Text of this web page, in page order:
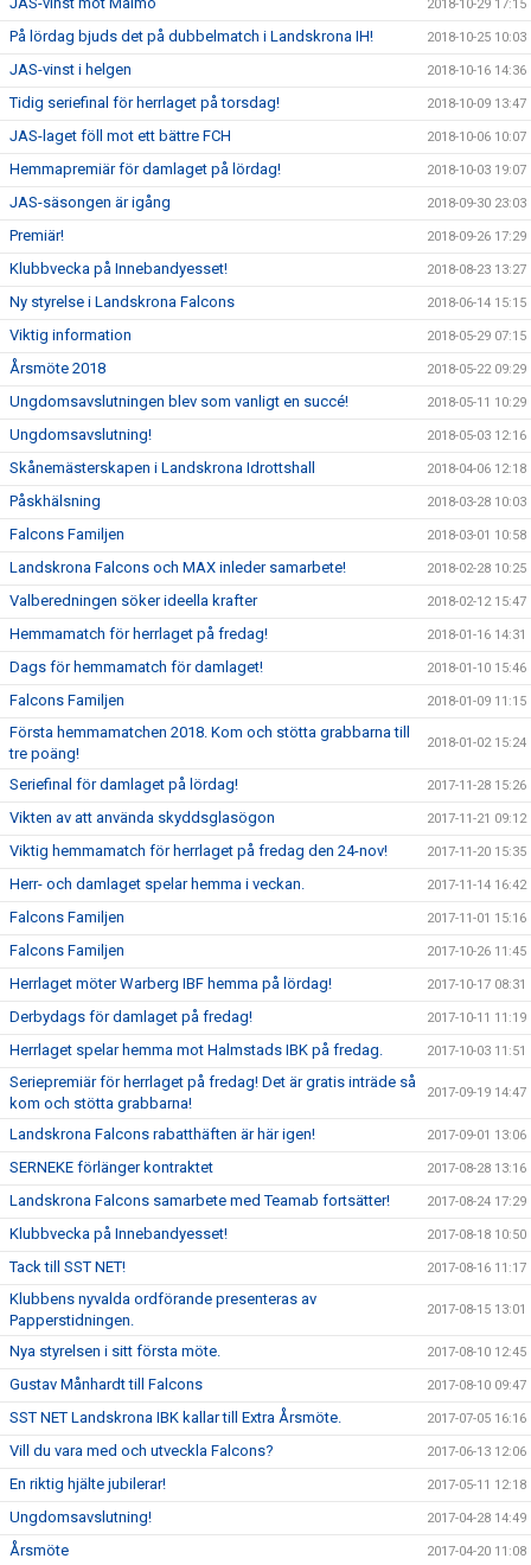
2018-10-29 17:15
På lördag bjuds det på dubbelmatch i Landskrona IH! 2018-10-25 10:03
JAS-vinst i helgen 2018-10-16 14:36
Tidig seriefinal för herrlaget på torsdag! 2018-10-09 13:47
JAS-laget föll mot ett bättre FCH 2018-10-06 10:07
Hemmapremiär för damlaget på lördag! 2018-10-03 19:07
JAS-säsongen är igång 2018-09-30 23:03
Premiär! 2018-09-26 17:29
Klubbvecka på Innebandyesset! 2018-08-23 13:27
Ny styrelse i Landskrona Falcons 2018-06-14 15:15
Viktig information 2018-05-29 07:15
Årsmöte 2018 2018-05-22 09:29
Ungdomsavslutningen blev som vanligt en succé! 2018-05-11 10:29
Ungdomsavslutning! 2018-05-03 12:16
Skånemästerskapen i Landskrona Idrottshall 2018-04-06 12:18
Påskhälsning 2018-03-28 10:03
Falcons Familjen 2018-03-01 10:58
Landskrona Falcons och MAX inleder samarbete! 2018-02-28 10:25
Valberedningen söker ideella krafter 2018-02-12 15:47
Hemmamatch för herrlaget på fredag! 2018-01-16 14:31
Dags för hemmamatch för damlaget! 2018-01-10 15:46
Falcons Familjen 2018-01-09 11:15
Första hemmamatchen 2018. Kom och stötta grabbarna till
tre poäng!
2018-01-02 15:24
Seriefinal för damlaget på lördag! 2017-11-28 15:26
Vikten av att använda skyddsglasögon 2017-11-21 09:12
Viktig hemmamatch för herrlaget på fredag den 24-nov! 2017-11-20 15:35
Herr- och damlaget spelar hemma i veckan. 2017-11-14 16:42
Falcons Familjen 2017-11-01 15:16
Falcons Familjen 2017-10-26 11:45
Herrlaget möter Warberg IBF hemma på lördag! 2017-10-17 08:31
Derbydags för damlaget på fredag! 2017-10-11 11:19
Herrlaget spelar hemma mot Halmstads IBK på fredag. 2017-10-03 11:51
Seriepremiär för herrlaget på fredag! Det är gratis inträde så
kom och stötta grabbarna!
2017-09-19 14:47
Landskrona Falcons rabatthäften är här igen! 2017-09-01 13:06
SERNEKE förlänger kontraktet 2017-08-28 13:16
Landskrona Falcons samarbete med Teamab fortsätter! 2017-08-24 17:29
Klubbvecka på Innebandyesset! 2017-08-18 10:50
Tack till SST NET! 2017-08-16 11:17
Klubbens nyvalda ordförande presenteras av
Papperstidningen.
2017-08-15 13:01
Nya styrelsen i sitt första möte. 2017-08-10 12:45
Gustav Månhardt till Falcons 2017-08-10 09:47
SST NET Landskrona IBK kallar till Extra Årsmöte. 2017-07-05 16:16
Vill du vara med och utveckla Falcons? 2017-06-13 12:06
En riktig hjälte jubilerar! 2017-05-11 12:18
Ungdomsavslutning! 2017-04-28 14:49
Årsmöte 2017-04-20 11:08